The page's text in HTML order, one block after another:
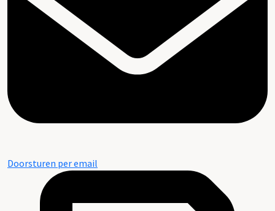
Doorsturen per email